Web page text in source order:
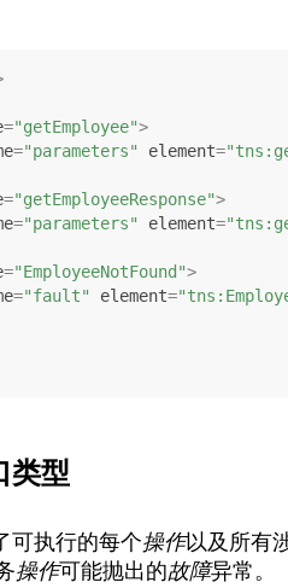
="getEmployee">
="parameters" element=
="getEmployeeResponse">
="parameters" element=
="EmployeeNotFound">
="fault" element=
类型
可执行的每个操作以及所有
操作可能抛出的故障异常。